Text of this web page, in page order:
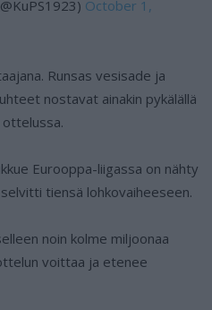
October 1,
Runsas vesisade ja
nostavat ainakin pykälällä
ottelussa.
Eurooppa-liigassa on nähty
tiensä lohkovaiheeseen.
noin kolme miljoonaa
voittaa ja etenee